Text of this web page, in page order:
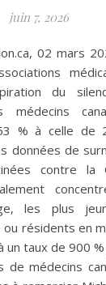
juin 7, 2026
du
médecins
% à celle de
données de
contre la
les plus
résidents en
un taux de 900
de médecins